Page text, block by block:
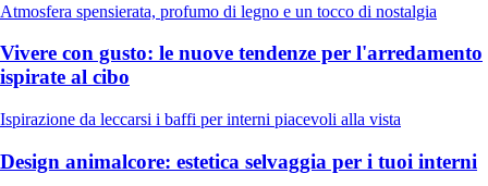
Atmosfera spensierata, profumo di legno e un tocco di nostalgia
Vivere con gusto: le nuove tendenze per l'arredamento
ispirate al cibo
Ispirazione da leccarsi i baffi per interni piacevoli alla vista
Design animalcore: estetica selvaggia per i tuoi interni